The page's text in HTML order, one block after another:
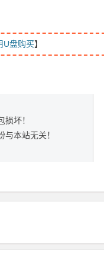
U盘购买】
坏！
本站无关！